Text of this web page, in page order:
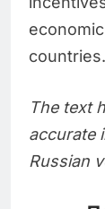
countries.
The text
accurate
Russian